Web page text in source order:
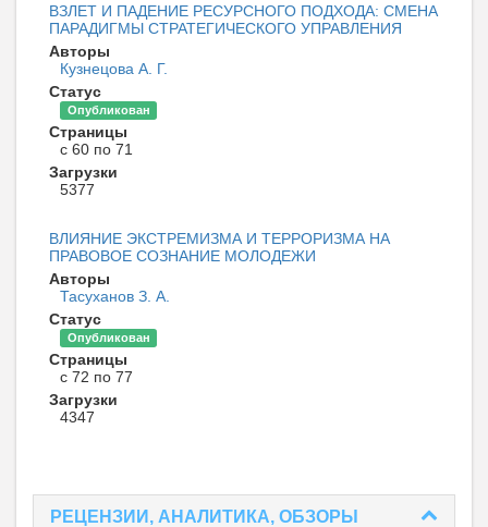
ВЗЛЕТ И ПАДЕНИЕ РЕСУРСНОГО ПОДХОДА: СМЕНА
ПАРАДИГМЫ СТРАТЕГИЧЕСКОГО УПРАВЛЕНИЯ
Авторы
Кузнецова А. Г.
Статус
Опубликован
Страницы
с 60 по 71
Загрузки
5377
ВЛИЯНИЕ ЭКСТРЕМИЗМА И ТЕРРОРИЗМА НА
ПРАВОВОЕ СОЗНАНИЕ МОЛОДЕЖИ
Авторы
Тасуханов З. А.
Статус
Опубликован
Страницы
с 72 по 77
Загрузки
4347
РЕЦЕНЗИИ, АНАЛИТИКА, ОБЗОРЫ